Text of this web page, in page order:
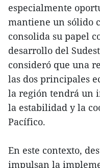
especialmente
mantiene un sólido
consolida su papel
desarrollo del
consideró que una
las dos principales
la región tendrá un
la estabilidad y la
Pacífico.
En este contexto,
impulsan la